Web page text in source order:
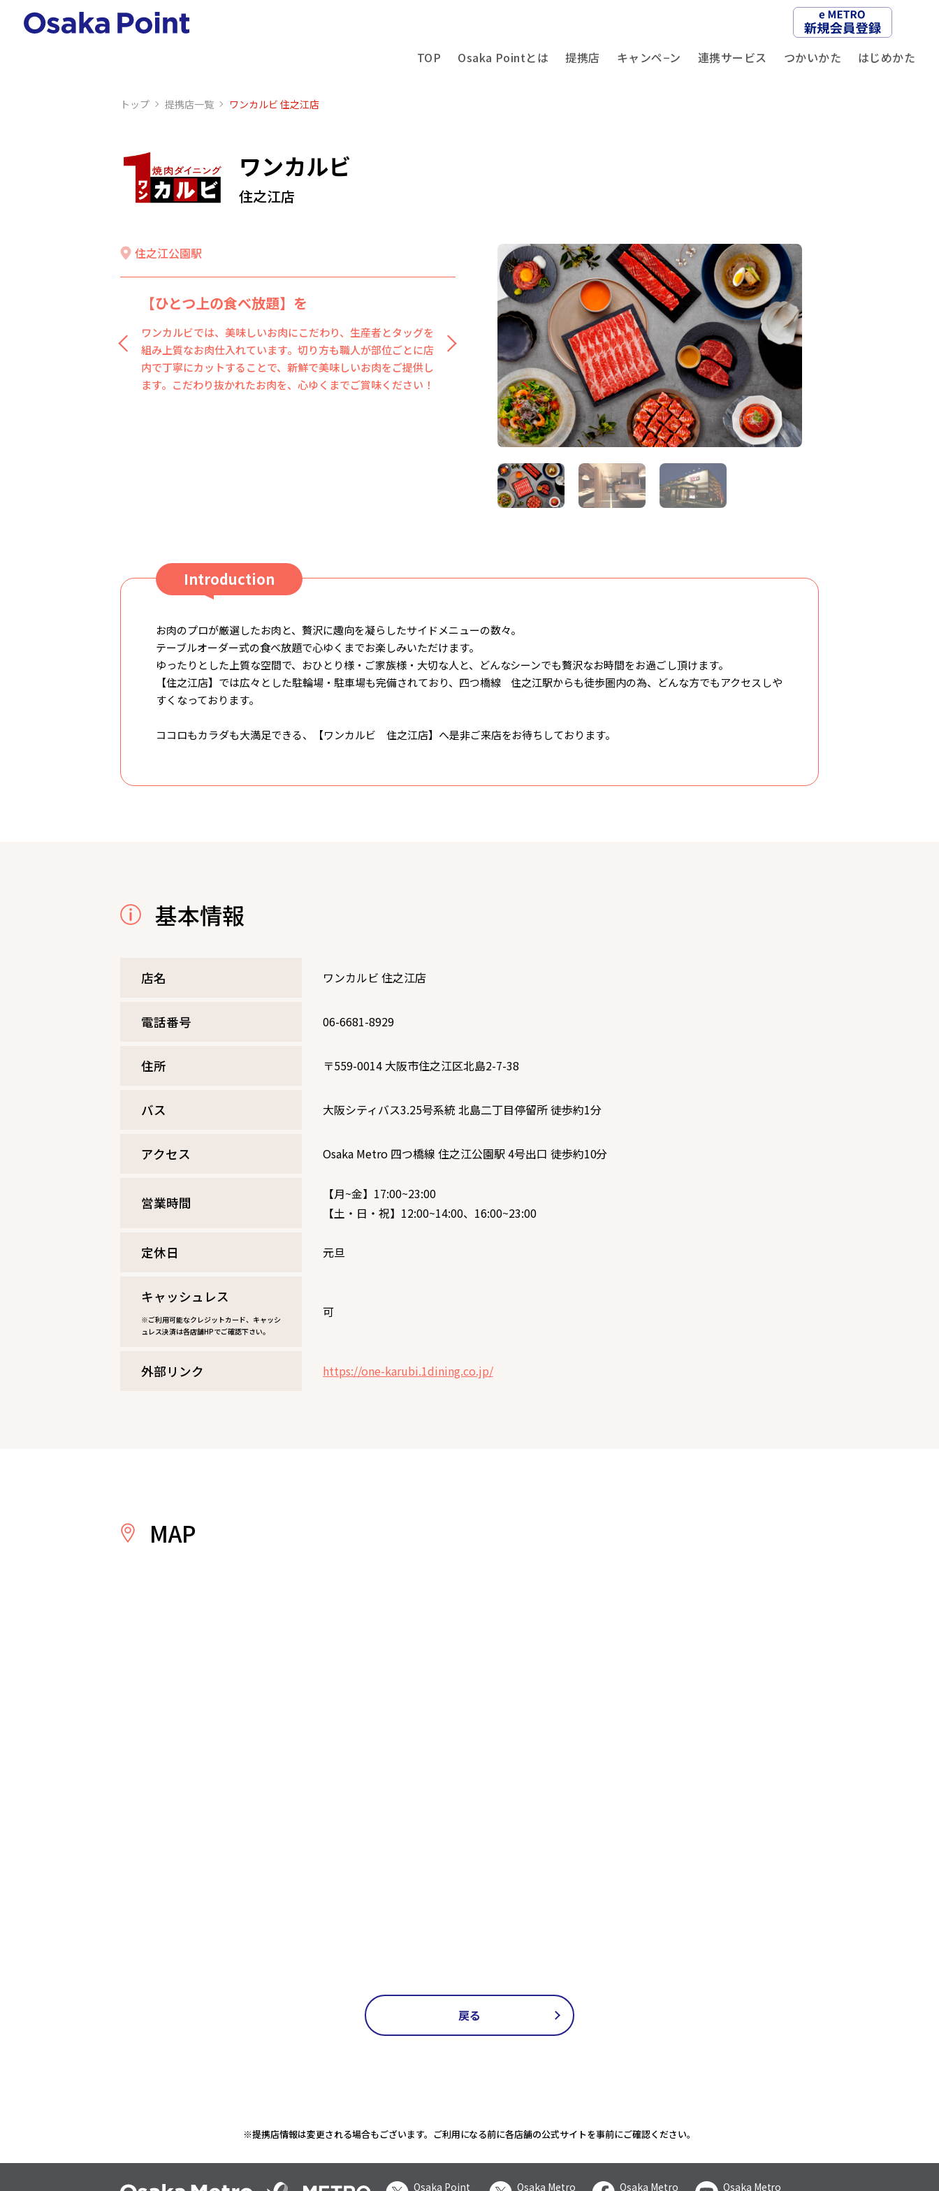
TOP Osaka Pointとは 提携店 キャンペ−ン 連携サービス つかいかた はじめかた
トップ 提携店⼀覧 ワンカルビ 住之江店
ワンカルビ
住之江店
住之江公園駅
【脇役】にも、手間ひまかけて
主役のお肉をより引き立てる、サイドメニュー。常に新しく進
化を続ける定番から、四季折々の味わい、彩りを活かした期間
限定のものまで、ワンカルビでは【脇役】にもとことんこだわ
ります。【お客様にいつも新鮮な感動を。】美味しいお肉と共
Introduction
お肉のプロが厳選したお肉と、贅沢に趣向を凝らしたサイドメニューの数々。
テーブルオーダー式の食べ放題で心ゆくまでお楽しみいただけます。
ゆったりとした上質な空間で、おひとり様・ご家族様・大切な人と、どんなシーンでも贅沢なお時間をお過ごし頂けます。
【住之江店】では広々とした駐輪場・駐車場も完備されており、四つ橋線 住之江駅からも徒歩圏内の為、どんな方でもアクセスしや
すくなっております。
ココロもカラダも大満足できる、【ワンカルビ 住之江店】へ是非ご来店をお待ちしております。
基本情報
店名 ワンカルビ 住之江店
電話番号 06-6681-8929
住所 〒559-0014 大阪市住之江区北島2-7-38
バス 大阪シティバス3.25号系統 北島二丁目停留所 徒歩約1分
アクセス Osaka Metro 四つ橋線 住之江公園駅 4号出口 徒歩約10分
営業時間
【月~金】17:00~23:00
【土・日・祝】12:00~14:00、16:00~23:00
定休⽇ 元旦
キャッシュレス
※ご利用可能なクレジットカード、キャッシ
ュレス決済は各店舗HPでご確認下さい。
可
外部リンク https://one-karubi.1dining.co.jp/
MAP
戻る
※提携店情報は変更される場合もございます。ご利用になる前に各店舗の公式サイトを事前にご確認ください。
Osaka Point Osaka Metro Osaka Metro Osaka Metro